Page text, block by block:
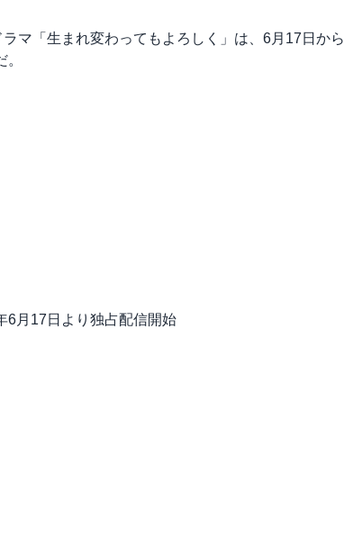
マ「生まれ変わってもよろしく」は、6月17日から
6月17日より独占配信開始